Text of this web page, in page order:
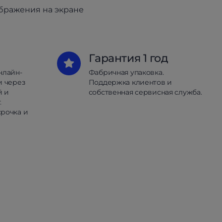
на экране
через
и
и
Гарантия 1 год
Фабричная упаковка.
Поддержка клиентов и
собственная сервисная служба.